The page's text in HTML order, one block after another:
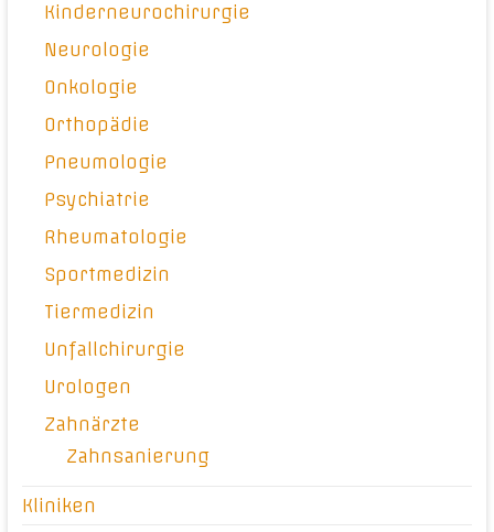
Kinderneurochirurgie
Neurologie
Onkologie
Orthopädie
Pneumologie
Psychiatrie
Rheumatologie
Sportmedizin
Tiermedizin
Unfallchirurgie
Urologen
Zahnärzte
Zahnsanierung
Kliniken